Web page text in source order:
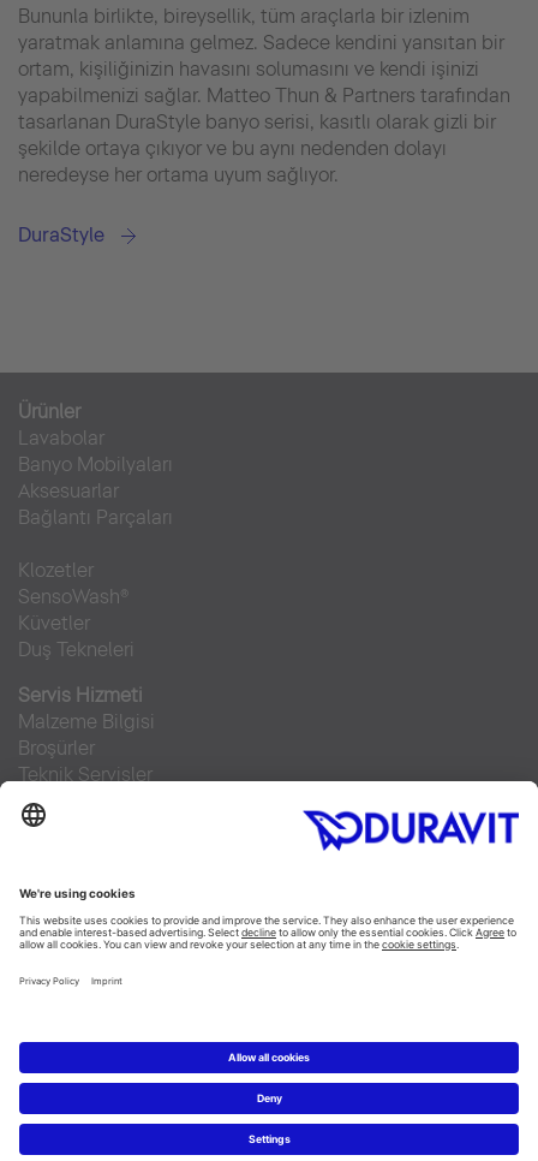
Bununla birlikte, bireysellik, tüm araçlarla bir izlenim
yaratmak anlamına gelmez. Sadece kendini yansıtan bir
ortam, kişiliğinizin havasını solumasını ve kendi işinizi
yapabilmenizi sağlar. Matteo Thun & Partners tarafından
tasarlanan DuraStyle banyo serisi, kasıtlı olarak gizli bir
şekilde ortaya çıkıyor ve bu aynı nedenden dolayı
neredeyse her ortama uyum sağlıyor.
DuraStyle
Ürünler
Lavabolar
Banyo Mobilyaları
Aksesuarlar
Bağlantı Parçaları
Klozetler
SensoWash®
Küvetler
Duş Tekneleri
Servis Hizmeti
Malzeme Bilgisi
Broşürler
Teknik Servisler
Sıkça sorulan sorular
Facebook
Instagram
Pinterest
RSS-Feed
YouTube
Copyright © 2026 Duravit AG
Imprint|Veri Koruma Beyanı|Çerez ayarları